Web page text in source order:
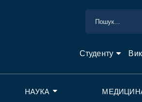
Студенту
НАУКА